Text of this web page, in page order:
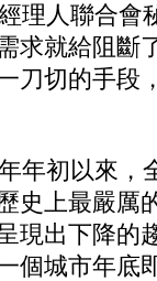
理人聯合會
求就給阻斷
刀切的手段
年初以來，
史上最嚴厲
現出下降的
個城市年底